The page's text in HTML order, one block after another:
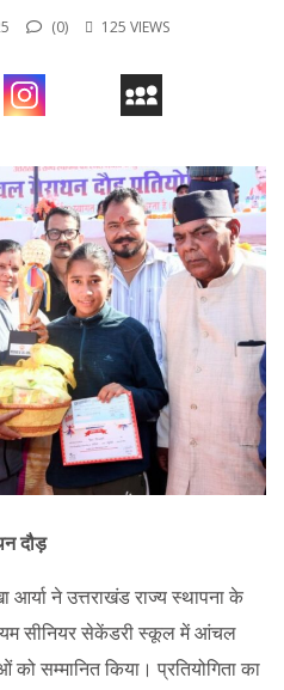
(0) 125 VIEWS
दौड़
आर्या ने उत्तराखंड राज्य स्थापना के
सीनियर सेकेंडरी स्कूल में आंचल
को सम्मानित किया। प्रतियोगिता का